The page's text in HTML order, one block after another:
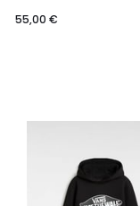
€.
55,00 €